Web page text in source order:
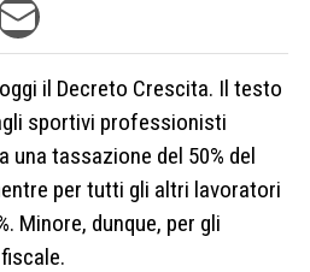
il Decreto Crescita. Il testo
sportivi professionisti
una tassazione del 50% del
per tutti gli altri lavoratori
Minore, dunque, per gli